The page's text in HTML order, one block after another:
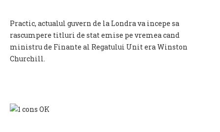
Practic, actualul guvern de la Londra va incepe sa
rascumpere titluri de stat emise pe vremea cand
ministru de Finante al Regatului Unit era Winston
Churchill.